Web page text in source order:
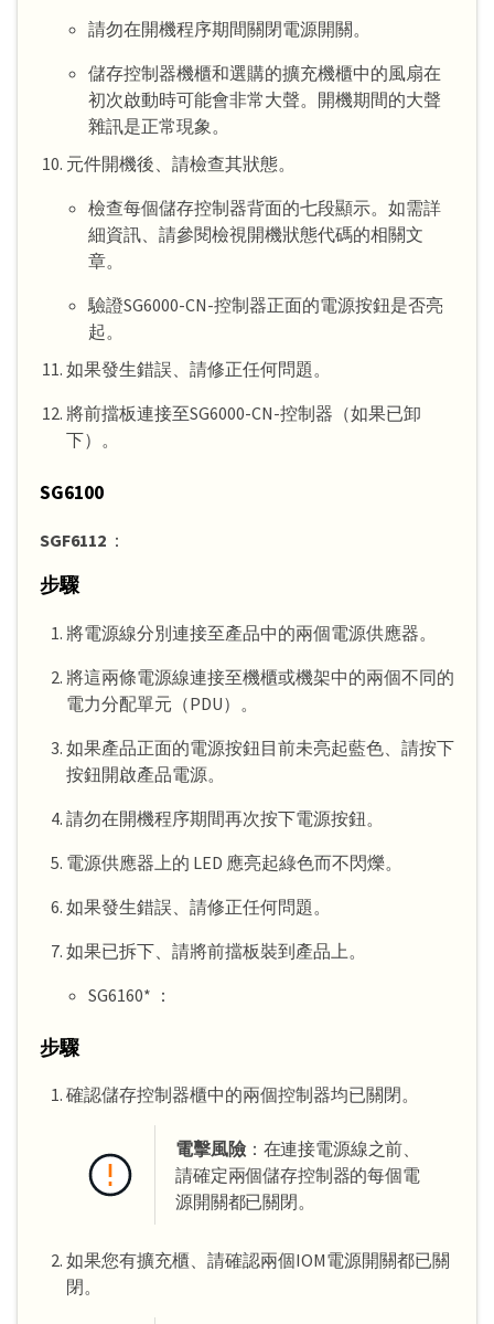
請勿在開機程序期間關閉電源開關。
儲存控制器機櫃和選購的擴充機櫃中的風扇在
初次啟動時可能會非常大聲。開機期間的大聲
雜訊是正常現象。
元件開機後、請檢查其狀態。
檢查每個儲存控制器背面的七段顯示。如需詳
細資訊、請參閱檢視開機狀態代碼的相關文
章。
驗證SG6000-CN-控制器正面的電源按鈕是否亮
起。
如果發生錯誤、請修正任何問題。
將前擋板連接至SG6000-CN-控制器（如果已卸
下）。
SG6100
SGF6112：
步驟
將電源線分別連接至產品中的兩個電源供應器。
將這兩條電源線連接至機櫃或機架中的兩個不同的
電力分配單元（PDU）。
如果產品正面的電源按鈕目前未亮起藍色、請按下
按鈕開啟產品電源。
請勿在開機程序期間再次按下電源按鈕。
電源供應器上的 LED 應亮起綠色而不閃爍。
如果發生錯誤、請修正任何問題。
如果已拆下、請將前擋板裝到產品上。
SG6160* ：
步驟
確認儲存控制器櫃中的兩個控制器均已關閉。
電擊風險：在連接電源線之前、
請確定兩個儲存控制器的每個電
源開關都已關閉。
如果您有擴充櫃、請確認兩個IOM電源開關都已關
閉。